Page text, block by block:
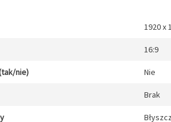
1920 x
16:9
nie) Nie
Brak